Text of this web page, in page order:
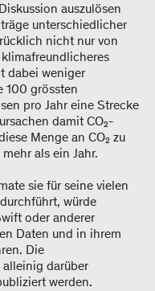
auszulösen
unterschiedlicher
nicht nur von
dabei weniger
100 grössten
pro Jahr eine Strecke
damit CO₂-
Menge an CO₂ zu
als ein Jahr.
sie für seine vielen
würde
oder anderer
Daten und in ihrem
Die
darüber
werden.